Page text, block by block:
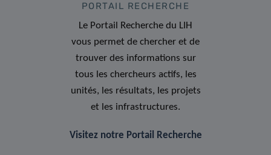
PORTAIL RECHERCHE
Le Portail Recherche du LIH
vous permet de chercher et de
trouver des informations sur
tous les chercheurs actifs, les
unités, les résultats, les projets
et les infrastructures.
Visitez notre Portail Recherche